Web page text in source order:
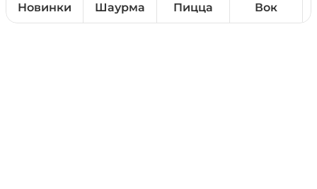
Новинки Шаурма Пицца Вок